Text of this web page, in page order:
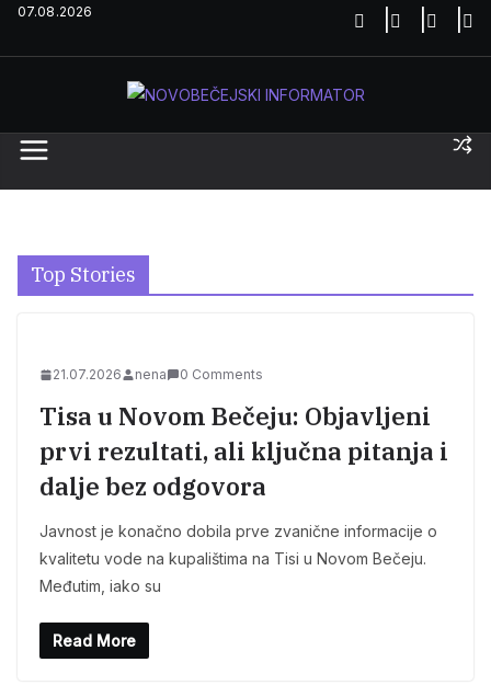
Skip07.08.2026
Top Stories
21.07.2026 nena 0 Comments
Tisa u Novom Bečeju: Objavljeni
prvi rezultati, ali ključna pitanja i
dalje bez odgovora
Javnost je konačno dobila prve zvanične informacije o
kvalitetu vode na kupalištima na Tisi u Novom Bečeju.
Međutim, iako su
Read More